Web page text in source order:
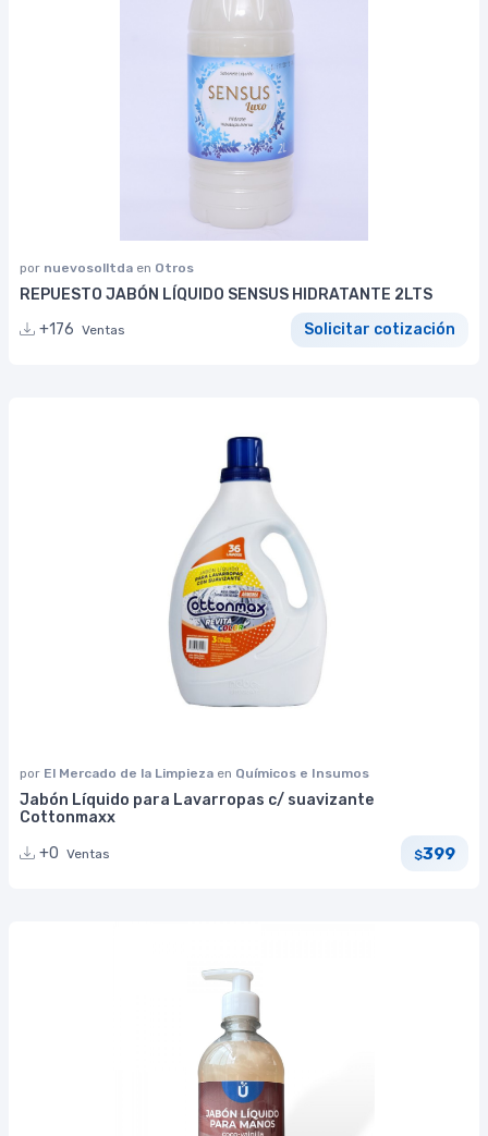
por nuevosolltda en Otros
REPUESTO JABÓN LÍQUIDO SENSUS HIDRATANTE 2LTS
+176 Ventas Solicitar cotización
por El Mercado de la Limpieza en Químicos e Insumos
Jabón Líquido para Lavarropas c/ suavizante
Cottonmaxx
+0 Ventas $399